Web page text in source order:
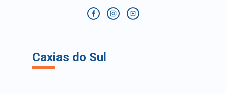
Caxias do Sul